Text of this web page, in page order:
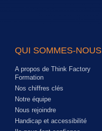
QUI SOMMES-NOUS
A propos de Think Factory
Formation
Nos chiffres clés
Notre équipe
Nous rejoindre
Handicap et accessibilité